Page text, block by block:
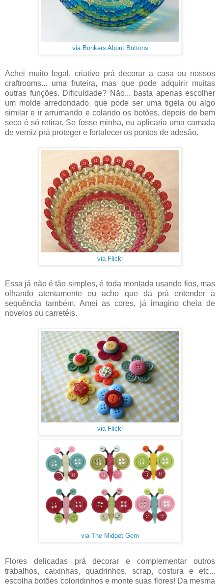
via Bonkers About Buttons
Achei muito legal, criativo prá decorar a casa ou nossos
craftrooms... uma fruteira, mas que pode adquirir muitas
outras funções. Dificuldade? Não... basta apenas escolher
um molde arredondado, que pode ser uma tigela ou algo
similar e ir arrumando e colando os botões, depois de bem
seco é só retirar. Se fosse minha, eu aplicaria uma camada
de verniz prá proteger e fortalecer os pontos de adesão.
via Flickr
Essa já não é tão simples, é toda montada usando fios, mas
olhando atentamente eu acho que dá prá entender a
sequência também. Amei as cores, já imagino cheia de
novelos ou carretéis.
via Flickr
via The Midget Gem
Flores delicadas prá decorar e complementar outros
trabalhos, caixinhas, quadrinhos, scrap, costura e etc...
escolha botões coloridinhos e monte suas flores! Da mesma